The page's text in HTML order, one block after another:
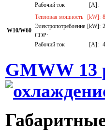
Рабочий ток
[A]:
W10/W60
Тепловая мощность [kW]:
Электропотребление [kW]:
СОР:
Рабочий ток
[A]:
GMWW 13